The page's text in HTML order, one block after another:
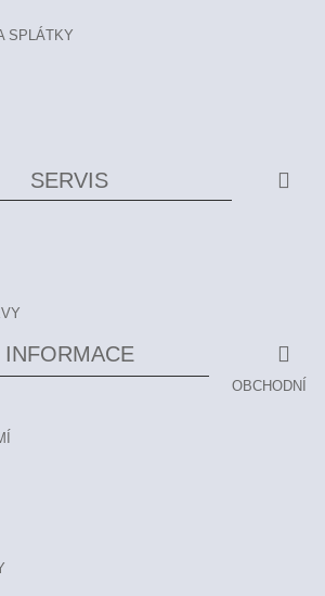
SPLÁTKY
SERVIS
INFORMACE
OBCHODNÍ